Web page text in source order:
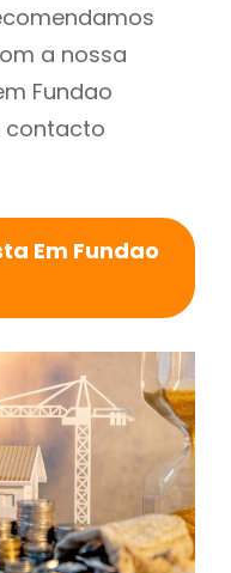
a nossa
Fundao
contacto
Em Fundao